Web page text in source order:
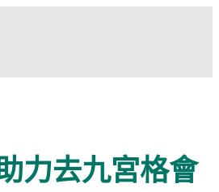
力去九宮格會